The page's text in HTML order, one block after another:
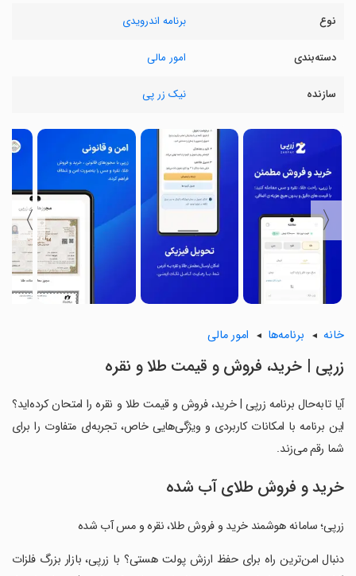
نوع برنامه اندرویدی
دسته‌بندی امور مالی
سازنده نیک زر پی
〈
〉
خانه برنامه‌ها امور مالی
‏‏‏‏زرپی | خرید، فروش و قیمت طلا و نقره
آیا تابه‌حال برنامه ‏‏‏‏زرپی | خرید، فروش و قیمت طلا و نقره را امتحان کرده‌اید؟
این برنامه با امکانات کاربردی و ویژگی‌هایی خاص، تجربه‌ای متفاوت را برای
شما رقم می‌زند.
خرید و فروش طلای آب شده
‏زرپی؛ سامانه هوشمند خرید و فروش طلا، نقره و مس آب‌ شده
‏دنبال امن‌ترین راه برای حفظ ارزش پولت هستی؟ با زرپی، بازار بزرگ فلزات